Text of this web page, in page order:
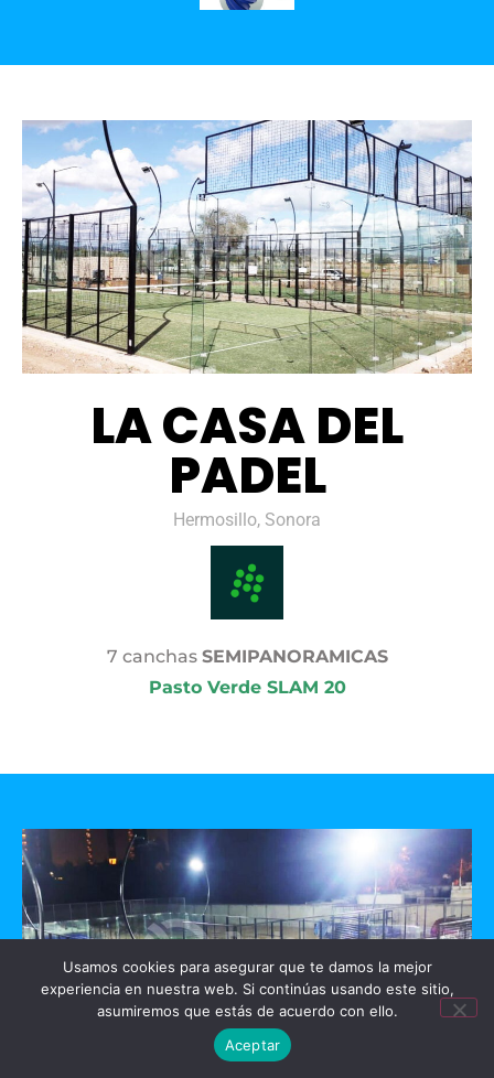
LA CASA DEL
PADEL
Hermosillo, Sonora
7 canchas SEMIPANORAMICAS
Pasto Verde SLAM 20
Usamos cookies para asegurar que te damos la mejor
experiencia en nuestra web. Si continúas usando este sitio,
asumiremos que estás de acuerdo con ello.
Aceptar